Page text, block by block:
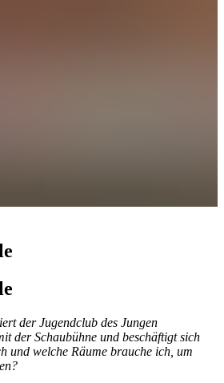
der Jugendclub des Jungen
der Schaubühne und beschäftigt sich
und welche Räume brauche ich, um